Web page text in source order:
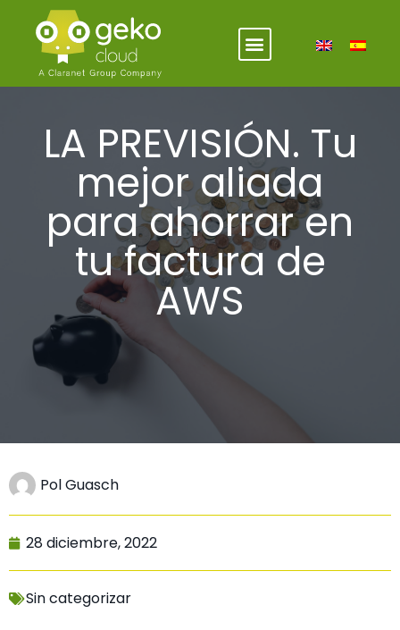
LA PREVISIÓN. Tu
mejor aliada
para ahorrar en
tu factura de
AWS
Pol Guasch
28 diciembre, 2022
Sin categorizar